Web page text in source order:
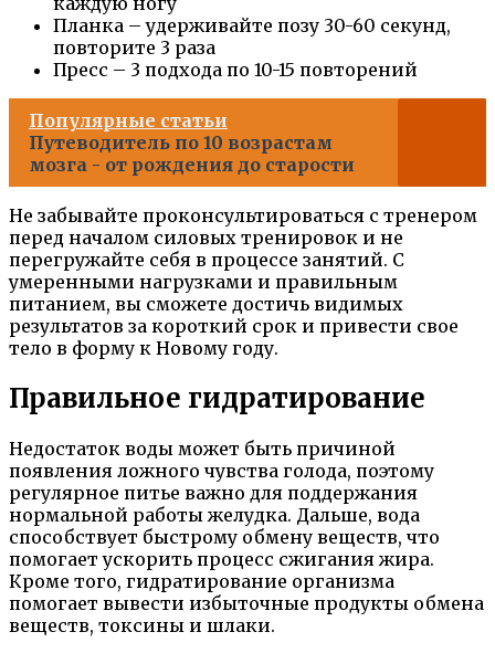
Планка – удерживайте позу 30-60 секунд,
повторите 3 раза
Пресс – 3 подхода по 10-15 повторений
Популярные статьи
Путеводитель по 10 возрастам
мозга - от рождения до старости
Не забывайте проконсультироваться с тренером
перед началом силовых тренировок и не
перегружайте себя в процессе занятий. С
умеренными нагрузками и правильным
питанием, вы сможете достичь видимых
результатов за короткий срок и привести свое
тело в форму к Новому году.
Правильное гидратирование
Недостаток воды может быть причиной
появления ложного чувства голода, поэтому
регулярное питье важно для поддержания
нормальной работы желудка. Дальше, вода
способствует быстрому обмену веществ, что
помогает ускорить процесс сжигания жира.
Кроме того, гидратирование организма
помогает вывести избыточные продукты обмена
веществ, токсины и шлаки.